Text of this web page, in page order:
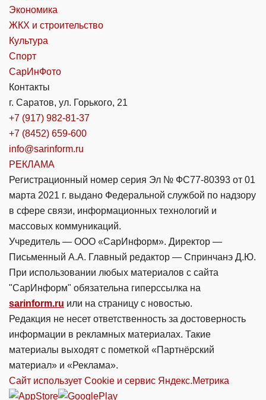
Экономика
ЖКХ и строительство
Культура
Спорт
СарИнФото
Контакты
г. Саратов, ул. Горького, 21
+7 (917) 982-81-37
+7 (8452) 659-600
info@sarinform.ru
РЕКЛАМА
Регистрационный номер серия Эл № ФС77-80393 от 01
марта 2021 г. выдано Федеральной службой по надзору
в сфере связи, информационных технологий и
массовых коммуникаций.
Учредитель — ООО «СарИнформ». Директор —
Письменный А.А. Главный редактор — Спринчанэ Д.Ю.
При использовании любых материалов с сайта
"СарИнформ" обязательна гиперссылка на
sarinform.ru или на страницу с новостью.
Редакция не несет ответственность за достоверность
информации в рекламных материалах. Такие
материалы выходят с пометкой «Партнёрский
материал» и «Реклама».
Сайт использует Cookie и сервиc Яндекс.Метрика